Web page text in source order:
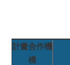
中
文
計畫合作機
構